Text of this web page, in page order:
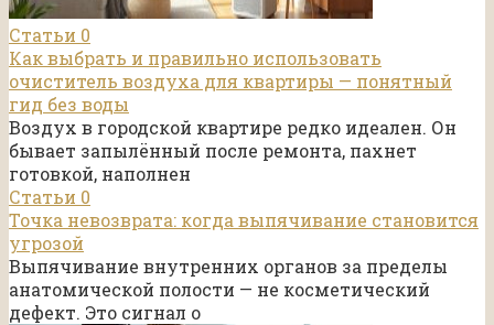
Статьи 0
Как выбрать и правильно использовать
очиститель воздуха для квартиры — понятный
гид без воды
Воздух в городской квартире редко идеален. Он
бывает запылённый после ремонта, пахнет
готовкой, наполнен
Статьи 0
Точка невозврата: когда выпячивание становится
угрозой
Выпячивание внутренних органов за пределы
анатомической полости — не косметический
дефект. Это сигнал о